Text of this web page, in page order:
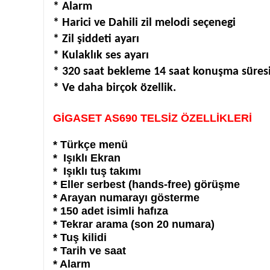
* Alarm
* Harici ve Dahili zil melodi seçenegi
* Zil şiddeti ayarı
* Kulaklık ses ayarı
* 320 saat bekleme 14 saat konuşma
* Ve daha birçok özellik.
GİGASET AS690 TELSİZ ÖZELLİKLERİ
* Türkçe menü
* Işıklı Ekran
* Işıklı tuş takımı
* Eller serbest (hands-free) görüşme
* Arayan numarayı gösterme
* 150 adet isimli hafıza
* Tekrar arama (son 20 numara)
* Tuş kilidi
* Tarih ve saat
* Alarm